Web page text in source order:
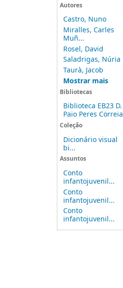
Autores
Castro, Nuno
Miralles, Carles
Muñ...
Rosel, David
Saladrigas, Núria
Taurà, Jacob
Mostrar mais
Bibliotecas
Biblioteca EB23 D.
Paio Peres Correia
Coleção
Dicionário visual
bi...
Assuntos
Conto
infantojuvenil...
Conto
infantojuvenil...
Conto
infantojuvenil...